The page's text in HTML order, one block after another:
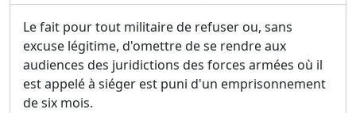
Le fait pour tout militaire de refuser ou, sans
excuse légitime, d'omettre de se rendre aux
audiences des juridictions des forces armées où il
est appelé à siéger est puni d'un emprisonnement
de six mois.